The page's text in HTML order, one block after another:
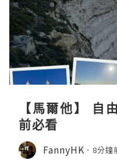
【馬爾他】 自
前必看
FannyHK 8分鐘